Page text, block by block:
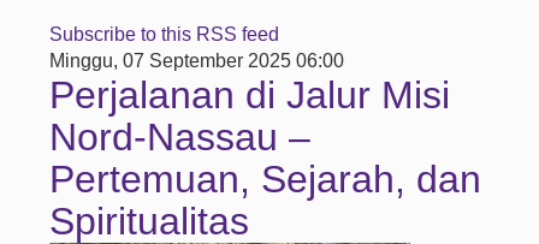
Subscribe to this RSS feed
Minggu, 07 September 2025 06:00
Perjalanan di Jalur Misi
Nord-Nassau –
Pertemuan, Sejarah, dan
Spiritualitas